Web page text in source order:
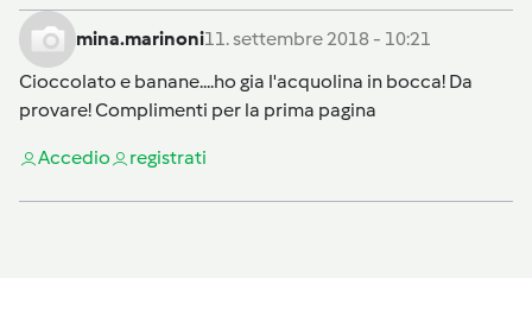
mina.marinoni11. settembre 2018 - 10:21
Cioccolato e banane....ho gia l'acquolina in bocca! Da
provare! Complimenti per la prima pagina
Accedio registrati